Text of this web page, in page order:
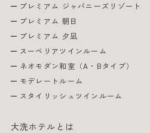
プレミアム ジャパニーズリゾート
プレミアム 朝日
プレミアム 夕凪
スーペリアツインルーム
ネオモダン和室（A・Bタイプ）
モデレートルーム
スタイリッシュツインルーム
大洗ホテルとは